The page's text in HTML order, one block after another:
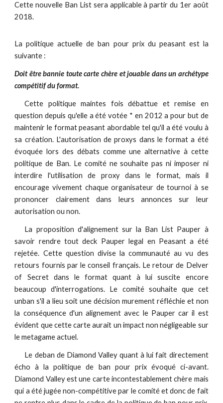
Cette nouvelle Ban List sera applicable à partir du 1er août
2018.
La politique actuelle de ban pour prix du peasant est la
suivante :
Doit être bannie toute carte chère et jouable dans un archétype
compétitif du format.
Cette politique maintes fois débattue et remise en
question depuis qu'elle a été votée * en 2012 a pour but de
maintenir le format peasant abordable tel qu'il a été voulu à
sa création. L'autorisation de proxys dans le format a été
évoquée lors des débats comme une alternative à cette
politique de Ban. Le comité ne souhaite pas ni imposer ni
interdire l'utilisation de proxy dans le format, mais il
encourage vivement chaque organisateur de tournoi à se
prononcer clairement dans leurs annonces sur leur
autorisation ou non.
La proposition d'alignement sur la Ban List Pauper à
savoir rendre tout deck Pauper legal en Peasant a été
rejetée. Cette question divise la communauté au vu des
retours fournis par le conseil français. Le retour de Delver
of Secret dans le format quant à lui suscite encore
beaucoup d'interrogations. Le comité souhaite que cet
unban s'il a lieu soit une décision murement réfléchie et non
la conséquence d'un alignement avec le Pauper car il est
évident que cette carte aurait un impact non négligeable sur
le metagame actuel.
Le deban de Diamond Valley quant à lui fait directement
écho à la politique de ban pour prix évoqué ci-avant.
Diamond Valley est une carte incontestablement chère mais
qui a été jugée non-compétitive par le comité et donc de fait